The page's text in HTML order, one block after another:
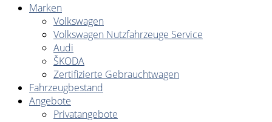
Marken
Volkswagen
Volkswagen Nutzfahrzeuge Service
Audi
ŠKODA
Zertifizierte Gebrauchtwagen
Fahrzeugbestand
Angebote
Privatangebote